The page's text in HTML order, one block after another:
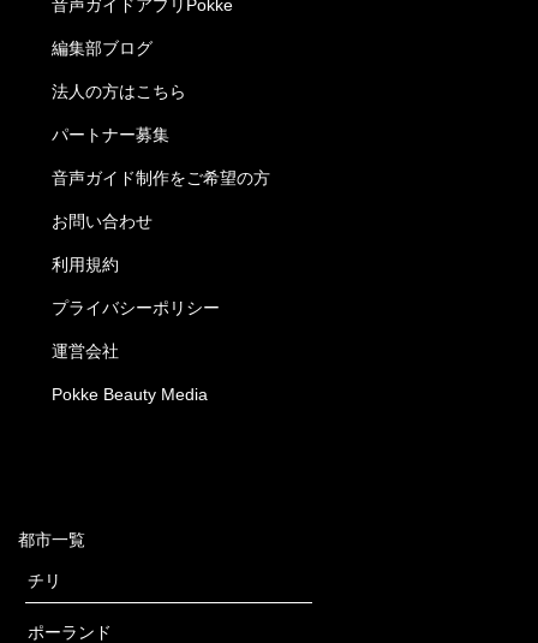
音声ガイドアプリPokke
編集部ブログ
法人の方はこちら
パートナー募集
音声ガイド制作をご希望の方
お問い合わせ
利用規約
プライバシーポリシー
運営会社
Pokke Beauty Media
都市一覧
チリ
ポーランド